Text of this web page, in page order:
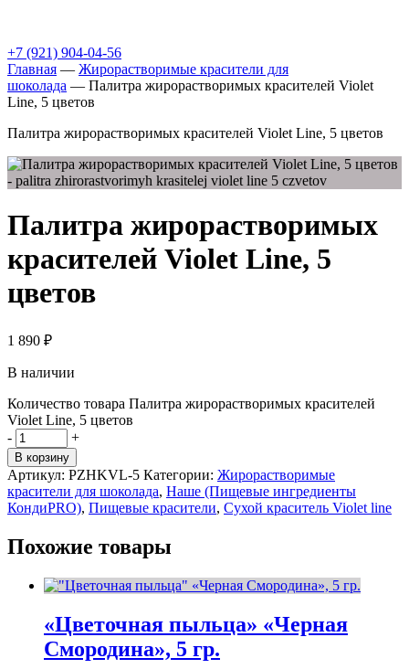
+7 (921) 904-04-56
Главная — Жирорастворимые красители для
шоколада — Палитра жирорастворимых красителей Violet
Line, 5 цветов
Палитра жирорастворимых красителей Violet Line, 5 цветов
Палитра жирорастворимых
красителей Violet Line, 5
цветов
1 890 ₽
В наличии
Количество товара Палитра жирорастворимых красителей
Violet Line, 5 цветов
-
+
В корзину
Артикул: PZHKVL-5 Категории: Жирорастворимые
красители для шоколада, Наше (Пищевые ингредиенты
КондиPRO), Пищевые красители, Сухой краситель Violet line
Похожие товары
«Цветочная пыльца» «Черная
Смородина», 5 гр.